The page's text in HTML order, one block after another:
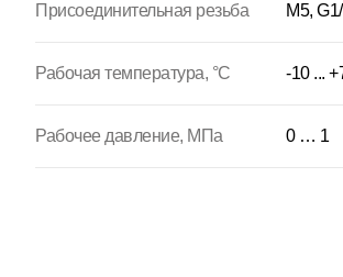
Присоединительная резьба M5,
Рабочая температура, °С -10 ...
Рабочее давление, МПа 0 … 1